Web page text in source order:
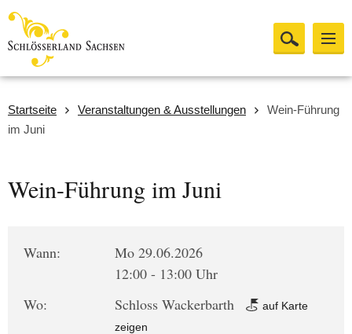
Startseite Veranstaltungen & Ausstellungen
Wein-Führung
im Juni
Wein-Führung im Juni
Wann:
Mo 29.06.2026
12:00 - 13:00 Uhr
Wo:
Schloss Wackerbarth
auf Karte
zeigen